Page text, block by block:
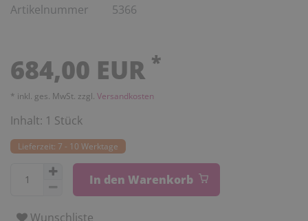
Artikelnummer 5366
684,00 EUR *
* inkl. ges. MwSt. zzgl. Versandkosten
Inhalt: 1 Stück
Lieferzeit: 7 - 10 Werktage
In den Warenkorb
Wunschliste